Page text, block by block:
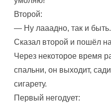
Второй:
— Ну лааадно, так и быть.
Сказал второй и пошёл
Через некоторое время
спальни, он выходит,
сигарету.
Первый негодует: